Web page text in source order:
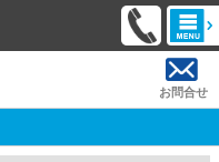
お問合せ